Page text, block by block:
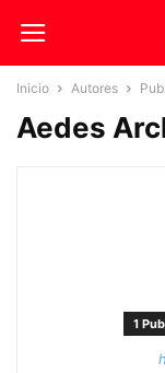
Inicio Autores
Aedes
1